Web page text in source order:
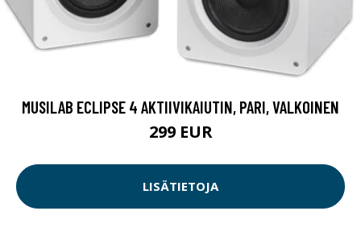
MUSILAB ECLIPSE 4 AKTIIVIKAIUTIN, PARI, VALKOINEN
299 EUR
LISÄTIETOJA